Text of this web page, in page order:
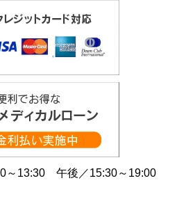
～13:30 午後／15:30～19:00